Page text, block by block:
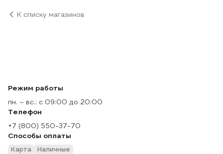
К списку магазинов
Режим работы
пн. – вс.: с 09:00 до 20:00
Телефон
+7 (800) 550-37-70
Способы оплаты
Карта Наличные